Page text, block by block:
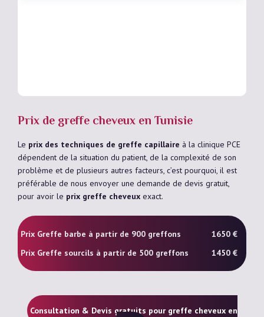
Prix de greffe cheveux en Tunisie
Le prix des techniques de greffe capillaire à la clinique PCE
dépendent de la situation du patient, de la complexité de son
problème et de plusieurs autres facteurs, c’est pourquoi, il est
préférable de nous envoyer une demande de devis gratuit,
pour avoir le prix greffe cheveux exact.
Prix Greffe barbe à partir de 900 greffons
1650 €
Prix Greffe sourcils à partir de 500 greffons
1450 €
Consultation & Devis gratuits pour greffe cheveux en